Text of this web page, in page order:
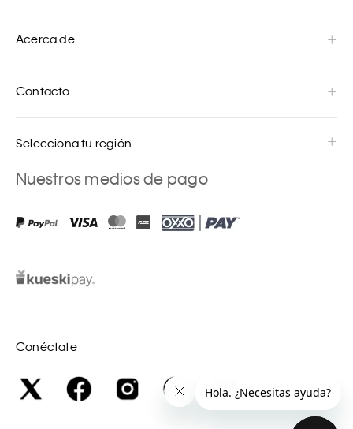
Acerca de
Contacto
Selecciona tu región
Nuestros medios de pago
Conéctate